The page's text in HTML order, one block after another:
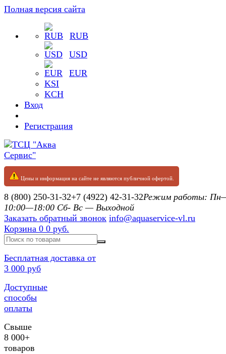
Полная версия сайта
RUB
USD
EUR
KSI
KCH
Вход
Регистрация
Цены и информация на сайте не являются публичной офертой.
8 (800) 250-31-32+7 (4922) 42-31-32Режим работы:
10:00—18:00 Сб- Вс — Выходной
Заказать обратный звонок info@aquaservice-vl.ru
Корзина 0 0 руб.
Бесплатная доставка от
3 000 руб
Доступные
способы
оплаты
Свыше
8 000+
товаров